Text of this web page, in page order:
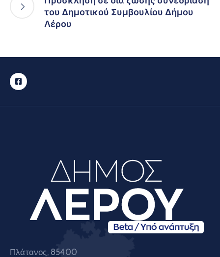
του Δημοτικού Συμβουλίου Δήμου
Λέρου
Πλάτανος, 85400